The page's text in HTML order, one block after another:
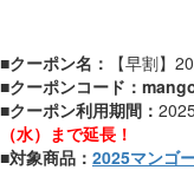
■クーポン名：
【早割】
■クーポンコード：
■クーポン利用期間：
（水）まで延長！
■対象商品： 2025マンゴ